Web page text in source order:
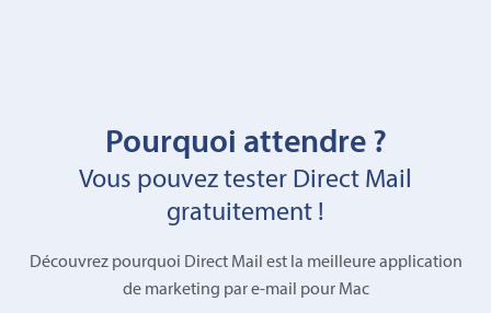
Pourquoi attendre ?
Vous pouvez tester Direct Mail
gratuitement !
Découvrez pourquoi Direct Mail est la meilleure application
de marketing par e-mail pour Mac